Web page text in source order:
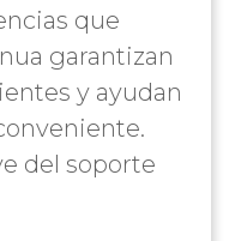
que
garantizan
y ayudan
del soporte